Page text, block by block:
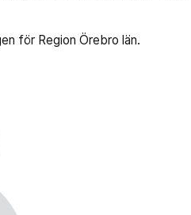
för Region Örebro län.